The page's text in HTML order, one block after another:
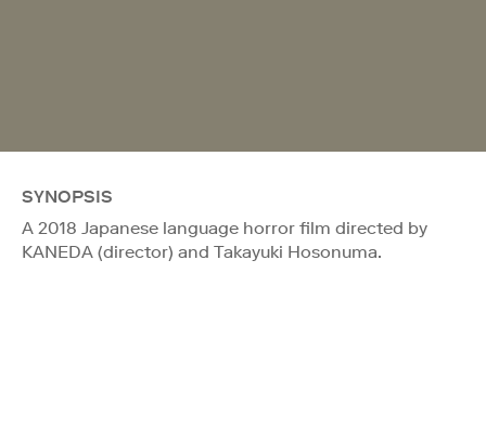
SYNOPSIS
A 2018 Japanese language horror film directed by
KANEDA (director) and Takayuki Hosonuma.